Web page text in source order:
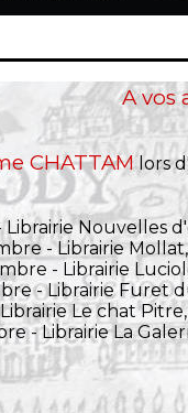
A vos
CHATTAMlors
Nouvelles
- Librairie
- Librairie
- Librairie Furet
Le chat
- Librairie La